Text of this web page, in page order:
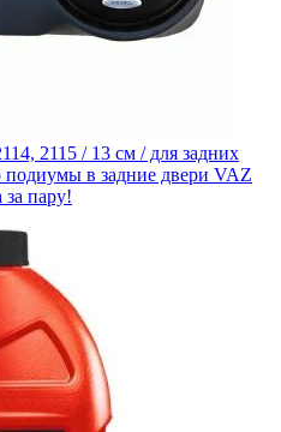
2115 / 13 см / для задних
в задние двери VAZ
за пару!